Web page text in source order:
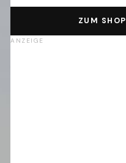
ZUM SHOP
ANZEIGE